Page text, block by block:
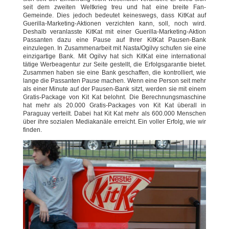
seit dem zweiten Weltkrieg treu und hat eine breite Fan-
Gemeinde. Dies jedoch bedeutet keineswegs, dass KitKat auf
Guerilla-Marketing-Aktionen verzichten kann, soll, noch wird.
Deshalb veranlasste KitKat mit einer Guerilla-Marketing-Aktion
Passanten dazu eine Pause auf Ihrer KitKat Pausen-Bank
einzulegen. In Zusammenarbeit mit Nasta/Ogilvy schufen sie eine
einzigartige Bank. Mit Ogilvy hat sich KitKat eine international
tätige Werbeagentur zur Seite gestellt, die Erfolgsgarantie bietet.
Zusammen haben sie eine Bank geschaffen, die kontrolliert, wie
lange die Passanten Pause machen. Wenn eine Person seit mehr
als einer Minute auf der Pausen-Bank sitzt, werden sie mit einem
Gratis-Package von Kit Kat belohnt. Die Berechnungsmaschine
hat mehr als 20.000 Gratis-Packages von Kit Kat überall in
Paraguay verteilt. Dabei hat Kit Kat mehr als 600.000 Menschen
über ihre sozialen Mediakanäle erreicht. Ein voller Erfolg, wie wir
finden.